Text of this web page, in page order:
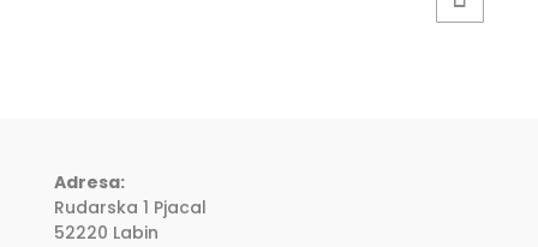
Adresa:
Rudarska 1 Pjacal
52220 Labin